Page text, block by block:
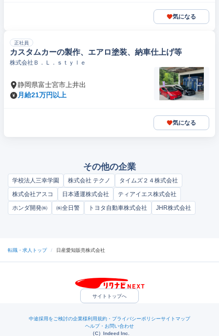
気になる
正社員
カスタムカーの製作、エアロ塗装、納車仕上げ等
株式会社Ｂ．Ｌ．ｓｔｙｌｅ
静岡県富士宮市上井出
月給21万円以上
気になる
その他の企業
学校法人三幸学園 株式会社 テクノ
タイムズ２４株式会社
株式会社アスコ
日本通運株式会社
ティアイエス株式会社
ホンダ開発㈱
㈱全日警 トヨタ自動車株式会社 JHR株式会社
転職・求人トップ / 日産愛知販売株式会社
サイトトップへ
中途採用をご検討の企業様利用規約・プライバシーポリシーサイトマップ
ヘルプ・お問い合わせ
（C）Indeed Inc.